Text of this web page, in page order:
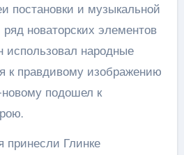
постановки и музыкальной
новаторских элементов
использовал народные
к правдивому изображению
подошел к
принесли Глинке